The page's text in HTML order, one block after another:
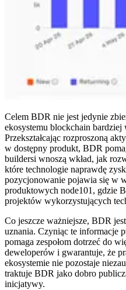
Celem BDR nie jest jedynie
ekosystemu blockchain
Przekształcając rozproszoną
w dostępny produkt, BDR
buildersi wnoszą wkład, jak
które technologie naprawdę
pozycjonowanie pojawia się w
produktowych node101, gdzie
projektów wykorzystujących
Co jeszcze ważniejsze, BDR
uznania. Czyniąc te informacje
pomaga zespołom dotrzeć do
deweloperów i gwarantuje, że
ekosystemie nie pozostaje
traktuje BDR jako dobro
inicjatywy.